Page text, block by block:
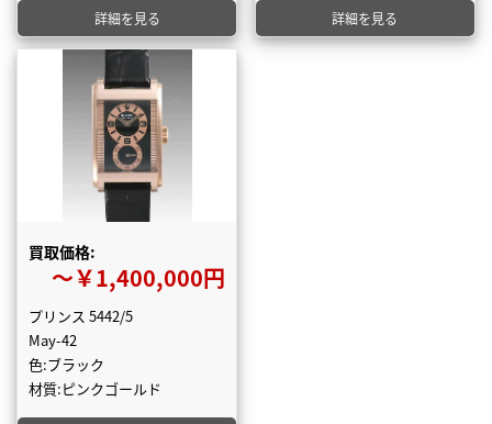
詳細を見る 詳細を見る
買取価格:
〜￥1,400,000円
プリンス 5442/5
May-42
色:ブラック
材質:ピンクゴールド